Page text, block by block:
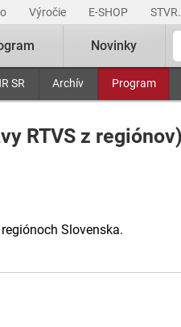
Výročie E-SHOP
SR Archív Program
Novinky
RTVS z regiónov)
Slovenska.